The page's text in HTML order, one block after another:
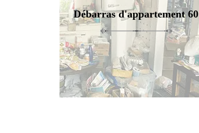
Débarras d'appartement 60